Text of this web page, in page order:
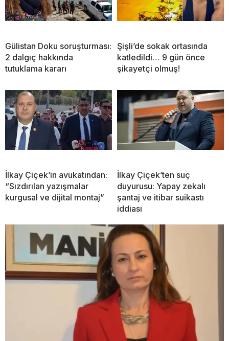
Gülistan Doku soruşturması:
2 dalgıç hakkında
tutuklama kararı
Şişli’de sokak ortasında
katledildi… 9 gün önce
şikayetçi olmuş!
İlkay Çiçek’in avukatından:
“Sızdırılan yazışmalar
kurgusal ve dijital montaj”
İlkay Çiçek’ten suç
duyurusu: Yapay zekalı
şantaj ve itibar suikastı
iddiası